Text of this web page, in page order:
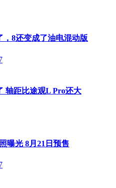
，8还变成了油电混动版
轴距比途观L Pro还大
曝光 8月21日预售